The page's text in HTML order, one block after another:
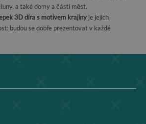
a také domy a části měst.
3D díra s motivem krajiny je jejich
budou se dobře prezentovat v každé